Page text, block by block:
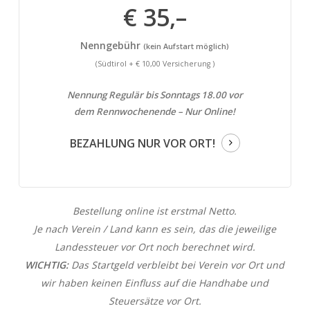
€ 35,–
Nenngebühr(kein Aufstart möglich)
(Südtirol + € 10,00 Versicherung )
Nennung Regulär bis Sonntags 18.00 vor
dem Rennwochenende – Nur Online!
BEZAHLUNG NUR VOR ORT!
Bestellung online ist erstmal Netto.
Je nach Verein / Land kann es sein, das die jeweilige
Landessteuer vor Ort noch berechnet wird.
WICHTIG:Das Startgeld verbleibt bei Verein vor Ort und
wir haben keinen Einfluss auf die Handhabe und
Steuersätze vor Ort.